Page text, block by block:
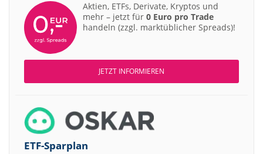
Aktien, ETFs, Derivate, Kryptos und
mehr – jetzt für 0 Euro pro Trade
handeln (zzgl. marktüblicher Spreads)!
JETZT INFORMIEREN
ETF-Sparplan